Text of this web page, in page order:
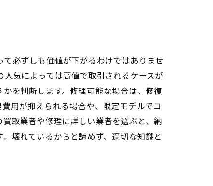
必ずしも価値が下がるわけではありませ
気によっては高値で取引されるケースが
を判断します。修理可能な場合は、修復
用が抑えられる場合や、限定モデルでコ
取業者や修理に詳しい業者を選ぶと、納
壊れているからと諦めず、適切な知識と